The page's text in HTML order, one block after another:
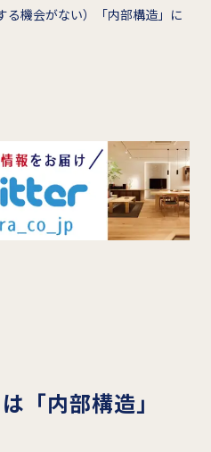
る機会がない）「内部構造」に
「内部構造」